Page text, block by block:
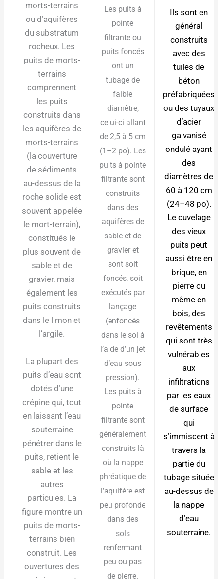
morts-terrains
ou d’aquifères
du substratum
rocheux. Les
puits de morts-
terrains
comprennent
les puits
construits dans
les aquifères de
morts-terrains
(la couverture
de sédiments
au-dessus de la
roche solide est
souvent appelée
le mort-terrain),
constitués le
plus souvent de
sable et de
gravier, mais
également les
puits construits
dans le limon et
l’argile.
La plupart des
puits d’eau sont
dotés d’une
crépine qui, tout
en laissant l’eau
souterraine
pénétrer dans le
puits, retient le
sable et les
autres
particules. La
figure montre un
puits de morts-
terrains bien
construit. Les
ouvertures des
Les puits à
pointe
filtrante ou
puits foncés
ont un
tubage de
faible
diamètre,
celui-ci allant
de 2,5 à 5 cm
(1–2 po). Les
puits à pointe
filtrante sont
construits
dans des
aquifères de
sable et de
gravier et
sont soit
foncés, soit
exécutés par
lançage
(enfoncés
dans le sol à
l’aide d’un jet
d’eau sous
pression).
Les puits à
pointe
filtrante sont
généralement
construits là
où la nappe
phréatique de
l’aquifère est
peu profonde
dans des
sols
renfermant
peu ou pas
de pierre.
Ils sont en
général
construits
avec des
tuiles de
béton
préfabriquées
ou des tuyaux
d’acier
galvanisé
ondulé ayant
des
diamètres de
60 à 120 cm
(24–48 po).
Le cuvelage
des vieux
puits peut
aussi être en
brique, en
pierre ou
même en
bois, des
revêtements
qui sont très
vulnérables
aux
infiltrations
par les eaux
de surface
qui
s’immiscent à
travers la
partie du
tubage située
au-dessus de
la nappe
d’eau
souterraine.